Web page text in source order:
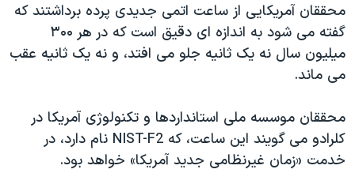
تریبونال مردمی آبان ۹۸
دادگاه حمید نوری
چهل سال گروگان‌گیری
اعتراضات مردمی آبان ۹۸
اسرائیل در جنگ
محققان آمریکایی از ساعت اتمی جديدی پرده برداشتند که
گفته می شود به اندازه ای دقيق است که در هر ۳۰۰
میلیون سال نه يک ثانيه جلو می افتد، و نه يک ثانيه عقب
می ماند.
محققان موسسه ملی استانداردها و تکنولوژی آمريکا در
کلرادو می گويند اين ساعت، که NIST-F2 نام دارد، در
خدمت «زمان غيرنظامی جديد آمريکا» خواهد بود.